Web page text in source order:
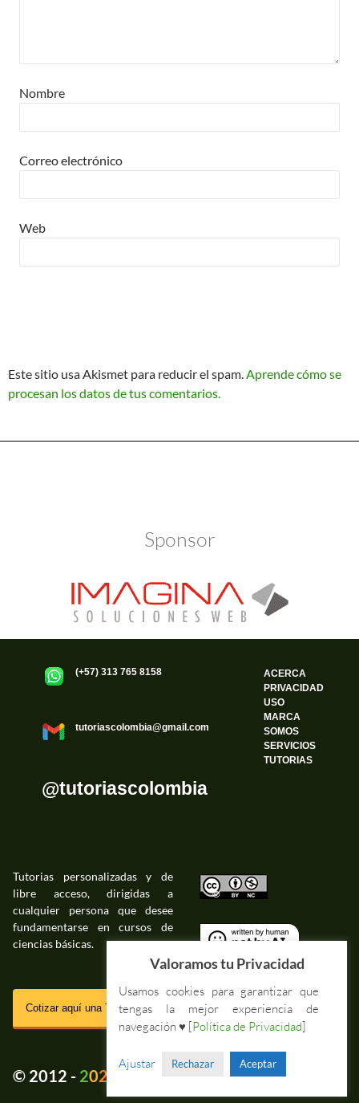
Nombre
Correo electrónico
Web
Este sitio usa Akismet para reducir el spam.Aprende cómo se
procesan los datos de tus comentarios.
Sponsor
(+57) 313 765 8158
tutoriascolombia@gmail.com
@tutoriascolombia
ACERCA
PRIVACIDAD
USO
MARCA
SOMOS
SERVICIOS
TUTORIAS
Tutorias personalizadas y de
libre acceso, dirigidas a
cualquier persona que desee
fundamentarse en cursos de
ciencias básicas.
Cotizar aquí una Tutoria Web
© 2012 - 202 💚
©
©
SSL
Valoramos tu Privacidad
Usamos cookies para garantizar que
tengas la mejor experiencia de
navegación ♥ [Política de Privacidad]
Ajustar Rechazar Aceptar